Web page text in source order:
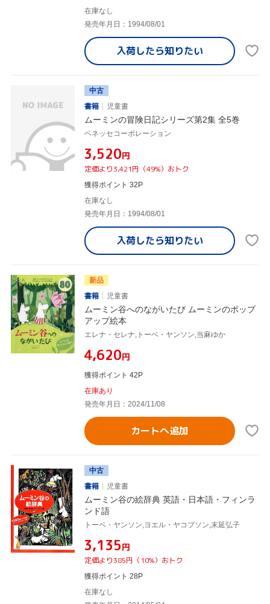
在庫なし
発売年月日：1994/08/01
入荷したら知りたい
中古
書籍
児童書
ムーミンの冒険日記シリーズ第2集 全5巻
ベネッセコーポレーション
¥3,520円
定価より3,421円（49%）おトク
獲得ポイント 32P
在庫なし
発売年月日：1994/08/01
入荷したら知りたい
新品
書籍
児童書
ムーミン谷へのながいたび ムーミンのポップ
アップ絵本
エレナ・セレナ,トーベ・ヤンソン,当麻ゆか
¥4,620円
獲得ポイント 42P
在庫あり
発売年月日：2024/11/08
カートへ追加
中古
書籍
児童書
ムーミン谷の絵辞典 英語・日本語・フィンラ
ンド語
トーベ・ヤンソン,ヨエル・ヤコブソン,末延弘子
¥3,135円
定価より385円（10%）おトク
獲得ポイント 28P
在庫なし